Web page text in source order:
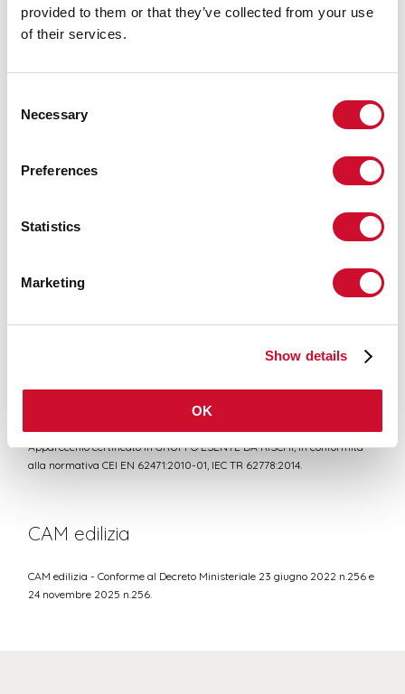
provided to them or that they’ve collected from your use
of their services.
Selection
Necessary
Preferences
Statistics
Marketing
Show details
OK
Conformità
Apparecchio certificato in GRUPPO ESENTE DA RISCHI, in conformità
alla normativa CEI EN 62471:2010-01, IEC TR 62778:2014.
CAM edilizia
CAM edilizia - Conforme al Decreto Ministeriale 23 giugno 2022 n.256 e
24 novembre 2025 n.256.